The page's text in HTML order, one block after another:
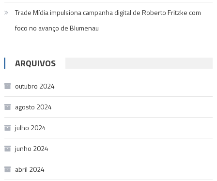
Trade Mídia impulsiona campanha digital de Roberto Fritzke com
foco no avanço de Blumenau
ARQUIVOS
outubro 2024
agosto 2024
julho 2024
junho 2024
abril 2024